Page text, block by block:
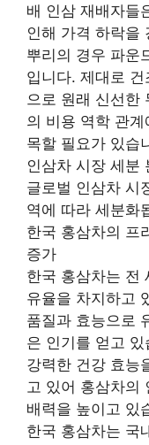
배 인삼 재배자들
인해 가격 하락을
뿌리의 경우 파운
입니다. 제대로
으로 원래 신선한
의 비용 역학 관
목할 필요가 있습
인삼차 시장 세분
글로벌 인삼차 시
역에 따라 세분화
한국 홍삼차의 프
증가
한국 홍삼차는 전
유율을 차지하고
품질과 효능으로
은 인기를 얻고
강력한 건강 효능
고 있어 홍삼차의
배력을 높이고 있
한국 홍삼차는 국